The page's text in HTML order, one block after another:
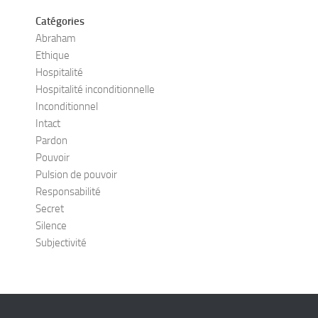
Catégories
Abraham
Ethique
Hospitalité
Hospitalité inconditionnelle
Inconditionnel
Intact
Pardon
Pouvoir
Pulsion de pouvoir
Responsabilité
Secret
Silence
Subjectivité